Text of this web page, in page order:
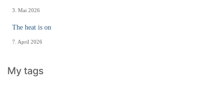
3. Mai 2026
The heat is on
7. April 2026
My tags